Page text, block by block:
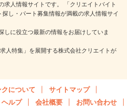
求人情報サイトです。 「クリエイトバイト
し・パート募集情報が満載の求人情報サイ
しに役立つ最新の情報をお届けしていま
人特集」を展開する株式会社クリエイトが
クについて
サイトマップ
ヘルプ 会社概要
お問い合わせ